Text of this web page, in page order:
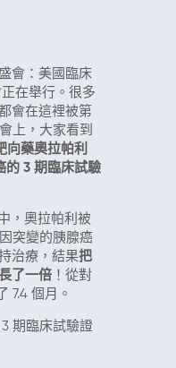
會：美國臨床
在舉行。很多
會在這裡被第
上，大家看到
向藥奧拉帕利
的 3 期臨床試驗
，奧拉帕利被
突變的胰腺癌
治療，結果把
了一倍 ！從對
7.4 個月。
3 期臨床試驗證